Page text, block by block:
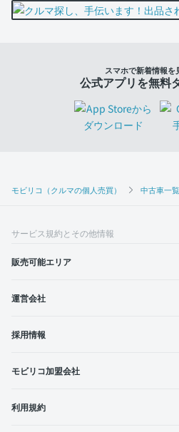
モビリコ（クルマの個人売買） 中古車一覧
スマホで新着情報を
公式アプリを無料
サービス規約とその他情報
販売可能エリア
運営会社
採用情報
モビリコ加盟会社
利用規約